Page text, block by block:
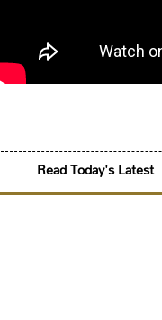
Read Today's Latest